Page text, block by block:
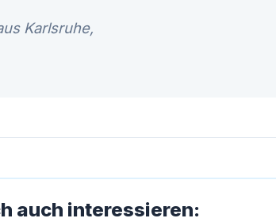
Karlsruhe,
auch interessieren: